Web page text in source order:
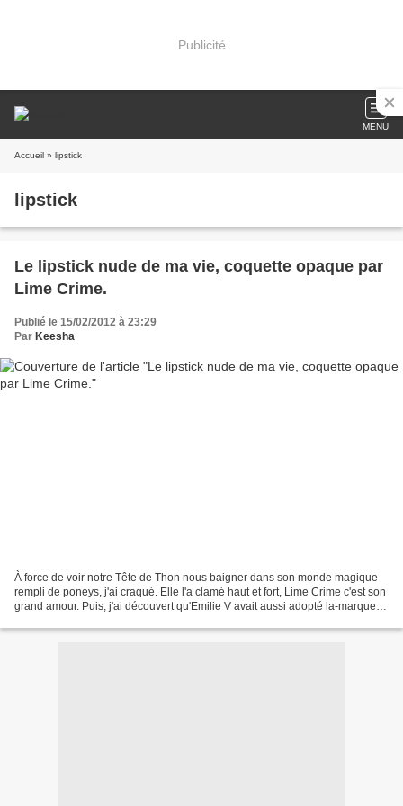
Publicité
MENU
Accueil » lipstick
lipstick
Le lipstick nude de ma vie, coquette opaque par
Lime Crime.
Publié le 15/02/2012 à 23:29
Par Keesha
À force de voir notre Tête de Thon nous baigner dans son monde magique
rempli de poneys, j'ai craqué. Elle l'a clamé haut et fort, Lime Crime c'est son
grand amour. Puis, j'ai découvert qu'Emilie V avait aussi adopté la-marque-